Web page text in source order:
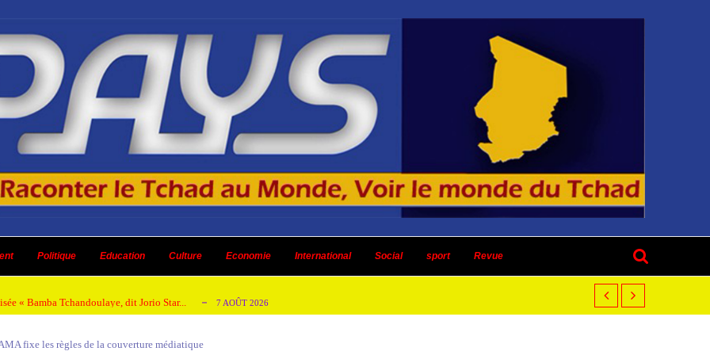
Politique Education Culture Economie International Social sport Revue
un dividende ni une quelconque plus-... 3 AOÛT 2026
AOÛT 2026
« Bamba Tchandoulaye, dit Jorio Star... 7 AOÛT 2026
en Afrique de l’Ouest et du Ce... 4 AOÛT 2026
fixe les règles de la couverture médiatique